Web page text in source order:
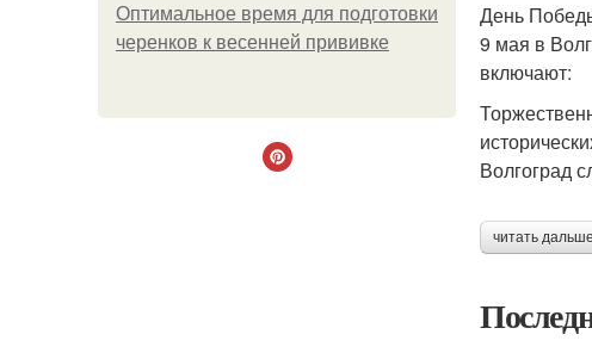
Оптимальное время для подготовки
черенков к весенней прививке
День
9 мая в
включают:
Волгоград
читать